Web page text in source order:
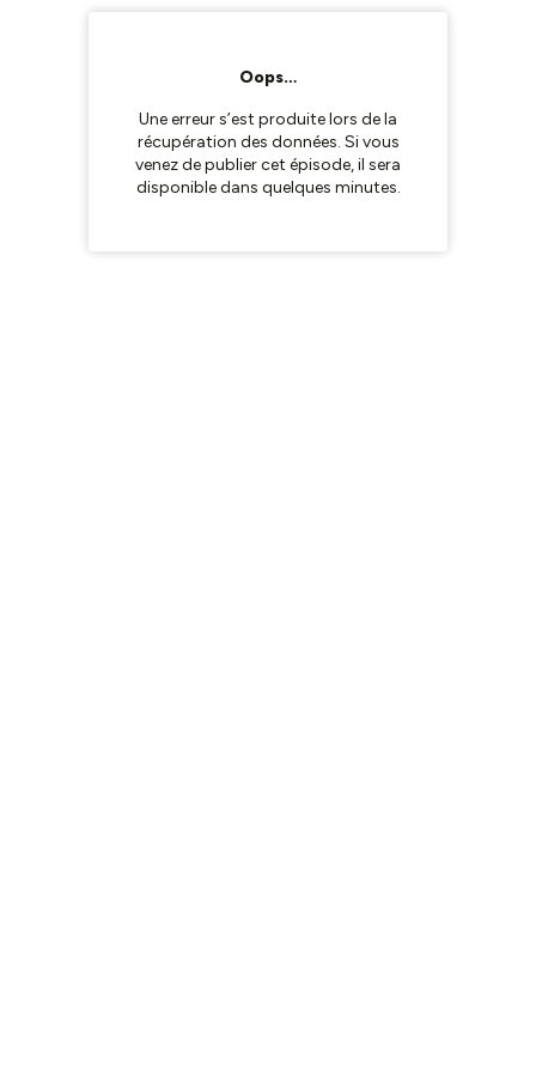
Oops…
Une erreur s’est produite lors de la
récupération des données. Si vous
venez de publier cet épisode, il sera
disponible dans quelques minutes.